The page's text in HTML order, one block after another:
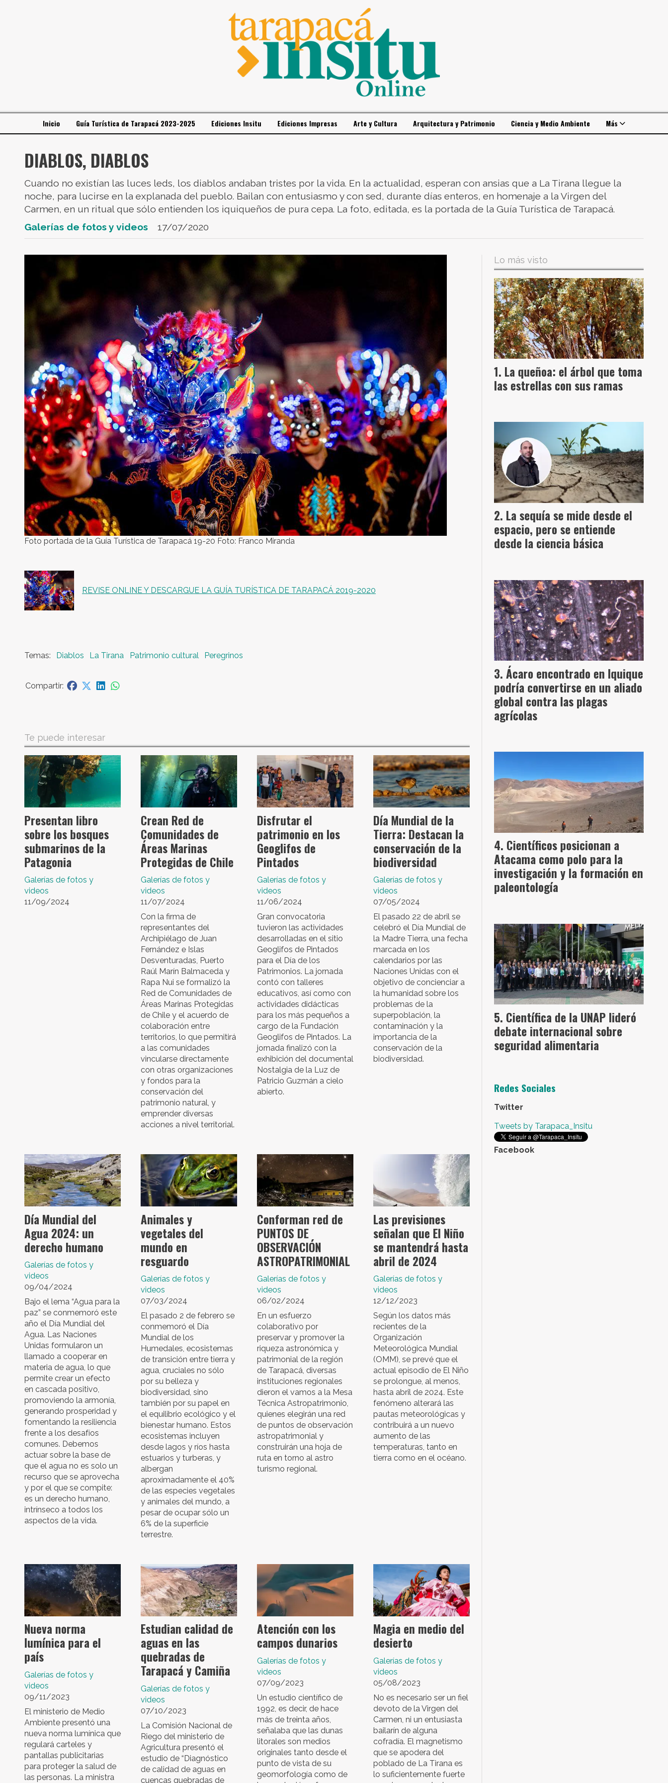
Inicio Guía Turística de Tarapacá 2023-2025 Ediciones Insitu Ediciones Impresas Arte y Cultura Arquitectura y Patrimonio Ciencia y Medio Ambiente Más
DIABLOS, DIABLOS
Cuando no existían las luces leds, los diablos andaban tristes por la vida. En la actualidad, esperan con ansias que a La Tirana llegue la
noche, para lucirse en la explanada del pueblo. Bailan con entusiasmo y con sed, durante días enteros, en homenaje a la Virgen del
Carmen, en un ritual que sólo entienden los iquiqueños de pura cepa. La foto, editada, es la portada de la Guía Turística de Tarapacá.
Galerías de fotos y videos
17/07/2020
Foto portada de la Guía Turística de Tarapacá 19-20 Foto: Franco Miranda
REVISE ONLINE Y DESCARGUE LA GUÍA TURÍSTICA DE TARAPACÁ 2019-2020
Diablos La Tirana Patrimonio cultural Peregrinos
Te puede interesar
Presentan libro
sobre los bosques
submarinos de la
Patagonia
Galerías de fotos y
videos
11/09/2024
Crean Red de
Comunidades de
Áreas Marinas
Protegidas de Chile
Galerías de fotos y
videos
11/07/2024
Con la firma de
representantes del
Archipiélago de Juan
Fernández e Islas
Desventuradas, Puerto
Raúl Marín Balmaceda y
Rapa Nui se formalizó la
Red de Comunidades de
Áreas Marinas Protegidas
de Chile y el acuerdo de
colaboración entre
territorios, lo que permitirá
a las comunidades
vincularse directamente
con otras organizaciones
y fondos para la
conservación del
patrimonio natural, y
emprender diversas
acciones a nivel territorial.
Disfrutar el
patrimonio en los
Geoglifos de
Pintados
Galerías de fotos y
videos
11/06/2024
Gran convocatoria
tuvieron las actividades
desarrolladas en el sitio
Geoglifos de Pintados
para el Día de los
Patrimonios. La jornada
contó con talleres
educativos, así como con
actividades didácticas
para los más pequeños a
cargo de la Fundación
Geoglifos de Pintados. La
jornada finalizó con la
exhibición del documental
Nostalgia de la Luz de
Patricio Guzmán a cielo
abierto.
Día Mundial de la
Tierra: Destacan la
conservación de la
biodiversidad
Galerías de fotos y
videos
07/05/2024
El pasado 22 de abril se
celebró el Día Mundial de
la Madre Tierra, una fecha
marcada en los
calendarios por las
Naciones Unidas con el
objetivo de concienciar a
la humanidad sobre los
problemas de la
superpoblación, la
contaminación y la
importancia de la
conservación de la
biodiversidad.
Día Mundial del
Agua 2024: un
derecho humano
Galerías de fotos y
videos
09/04/2024
Bajo el lema “Agua para la
paz” se conmemoró este
año el Día Mundial del
Agua. Las Naciones
Unidas formularon un
llamado a cooperar en
materia de agua, lo que
permite crear un efecto
en cascada positivo,
promoviendo la armonía,
generando prosperidad y
fomentando la resiliencia
frente a los desafíos
comunes. Debemos
actuar sobre la base de
que el agua no es solo un
recurso que se aprovecha
y por el que se compite:
es un derecho humano,
intrínseco a todos los
aspectos de la vida.
Animales y
vegetales del
mundo en
resguardo
Galerías de fotos y
videos
07/03/2024
El pasado 2 de febrero se
conmemoró el Día
Mundial de los
Humedales, ecosistemas
de transición entre tierra y
agua, cruciales no sólo
por su belleza y
biodiversidad, sino
también por su papel en
el equilibrio ecológico y el
bienestar humano. Estos
ecosistemas incluyen
desde lagos y ríos hasta
estuarios y turberas, y
albergan
aproximadamente el 40%
de las especies vegetales
y animales del mundo, a
pesar de ocupar sólo un
6% de la superficie
terrestre.
Conforman red de
PUNTOS DE
OBSERVACIÓN
ASTROPATRIMONIAL
Galerías de fotos y
videos
06/02/2024
En un esfuerzo
colaborativo por
preservar y promover la
riqueza astronómica y
patrimonial de la región
de Tarapacá, diversas
instituciones regionales
dieron el vamos a la Mesa
Técnica Astropatrimonio,
quienes elegirán una red
de puntos de observación
astropatrimonial y
construirán una hoja de
ruta en torno al astro
turismo regional.
Las previsiones
señalan que El Niño
se mantendrá hasta
abril de 2024
Galerías de fotos y
videos
12/12/2023
Según los datos más
recientes de la
Organización
Meteorológica Mundial
(OMM), se prevé que el
actual episodio de El Niño
se prolongue, al menos,
hasta abril de 2024. Este
fenómeno alterará las
pautas meteorológicas y
contribuirá a un nuevo
aumento de las
temperaturas, tanto en
tierra como en el océano.
Nueva norma
lumínica para el
país
Galerías de fotos y
videos
09/11/2023
El ministerio de Medio
Ambiente presentó una
nueva norma lumínica que
regulará carteles y
pantallas publicitarias
para proteger la salud de
las personas. La ministra
Estudian calidad de
aguas en las
quebradas de
Tarapacá y Camiña
Galerías de fotos y
videos
07/10/2023
La Comisión Nacional de
Riego del ministerio de
Agricultura presentó el
estudio de “Diagnóstico
de calidad de aguas en
cuencas quebradas de
Atención con los
campos dunarios
Galerías de fotos y
videos
07/09/2023
Un estudio científico de
1992, es decir, de hace
más de treinta años,
señalaba que las dunas
litorales son medios
originales tanto desde el
punto de vista de su
geomorfología como de
Magia en medio del
desierto
Galerías de fotos y
videos
05/08/2023
No es necesario ser un fiel
devoto de la Virgen del
Carmen, ni un entusiasta
bailarín de alguna
cofradía. El magnetismo
que se apodera del
poblado de La Tirana es
lo suficientemente fuerte
Lo más visto
La queñoa: el árbol que toma
las estrellas con sus ramas
La sequía se mide desde el
espacio, pero se entiende
desde la ciencia básica
Ácaro encontrado en Iquique
podría convertirse en un aliado
global contra las plagas
agrícolas
Científicos posicionan a
Atacama como polo para la
investigación y la formación en
paleontología
Científica de la UNAP lideró
debate internacional sobre
seguridad alimentaria
Redes Sociales
Twitter
Tweets by Tarapaca_Insitu
Facebook